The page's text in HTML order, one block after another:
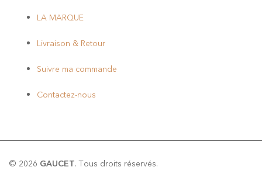
LA MARQUE
Livraison & Retour
Suivre ma commande
Contactez-nous
© 2026 GAUCET. Tous droits réservés.